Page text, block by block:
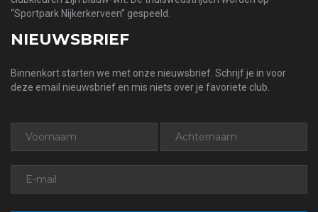
“Sportpark Nijkerkerveen” gespeeld.
NIEUWSBRIEF
Binnenkort starten we met onze nieuwsbrief. Schrijf je in voor
deze email nieuwsbrief en mis niets over je favoriete club.